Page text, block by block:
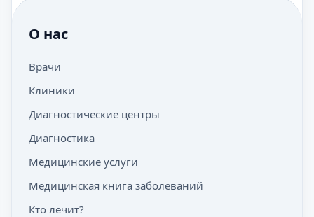
О нас
Врачи
Клиники
Диагностические центры
Диагностика
Медицинские услуги
Медицинская книга заболеваний
Кто лечит?